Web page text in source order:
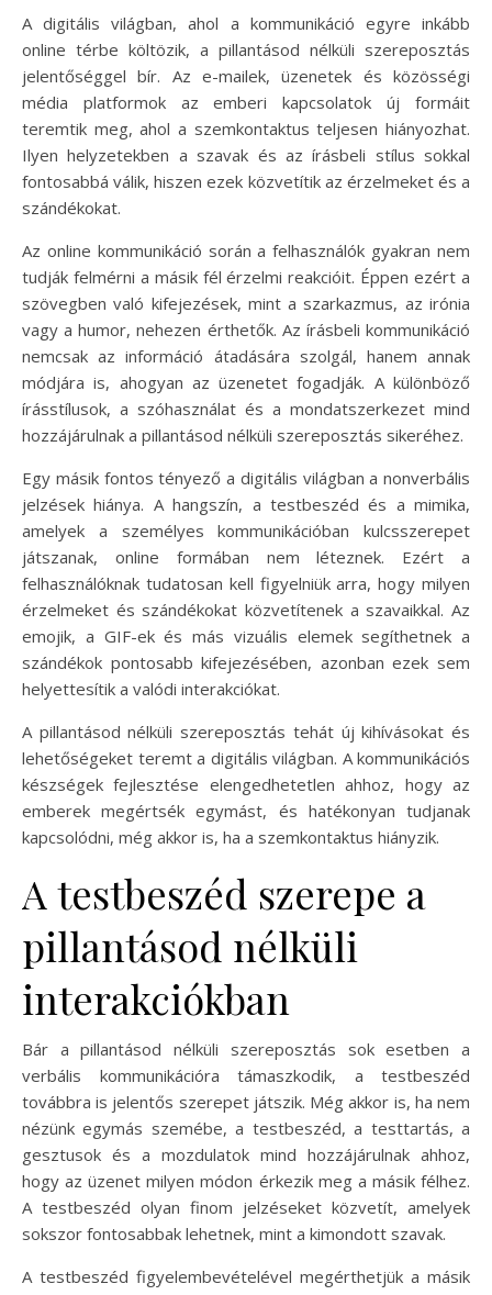
A digitális világban, ahol a kommunikáció egyre inkább
online térbe költözik, a pillantásod nélküli szereposztás
jelentőséggel bír. Az e-mailek, üzenetek és közösségi
média platformok az emberi kapcsolatok új formáit
teremtik meg, ahol a szemkontaktus teljesen hiányozhat.
Ilyen helyzetekben a szavak és az írásbeli stílus sokkal
fontosabbá válik, hiszen ezek közvetítik az érzelmeket és a
szándékokat.
Az online kommunikáció során a felhasználók gyakran nem
tudják felmérni a másik fél érzelmi reakcióit. Éppen ezért a
szövegben való kifejezések, mint a szarkazmus, az irónia
vagy a humor, nehezen érthetők. Az írásbeli kommunikáció
nemcsak az információ átadására szolgál, hanem annak
módjára is, ahogyan az üzenetet fogadják. A különböző
írásstílusok, a szóhasználat és a mondatszerkezet mind
hozzájárulnak a pillantásod nélküli szereposztás sikeréhez.
Egy másik fontos tényező a digitális világban a nonverbális
jelzések hiánya. A hangszín, a testbeszéd és a mimika,
amelyek a személyes kommunikációban kulcsszerepet
játszanak, online formában nem léteznek. Ezért a
felhasználóknak tudatosan kell figyelniük arra, hogy milyen
érzelmeket és szándékokat közvetítenek a szavaikkal. Az
emojik, a GIF-ek és más vizuális elemek segíthetnek a
szándékok pontosabb kifejezésében, azonban ezek sem
helyettesítik a valódi interakciókat.
A pillantásod nélküli szereposztás tehát új kihívásokat és
lehetőségeket teremt a digitális világban. A kommunikációs
készségek fejlesztése elengedhetetlen ahhoz, hogy az
emberek megértsék egymást, és hatékonyan tudjanak
kapcsolódni, még akkor is, ha a szemkontaktus hiányzik.
A testbeszéd szerepe a
pillantásod nélküli
interakciókban
Bár a pillantásod nélküli szereposztás sok esetben a
verbális kommunikációra támaszkodik, a testbeszéd
továbbra is jelentős szerepet játszik. Még akkor is, ha nem
nézünk egymás szemébe, a testbeszéd, a testtartás, a
gesztusok és a mozdulatok mind hozzájárulnak ahhoz,
hogy az üzenet milyen módon érkezik meg a másik félhez.
A testbeszéd olyan finom jelzéseket közvetít, amelyek
sokszor fontosabbak lehetnek, mint a kimondott szavak.
A testbeszéd figyelembevételével megérthetjük a másik